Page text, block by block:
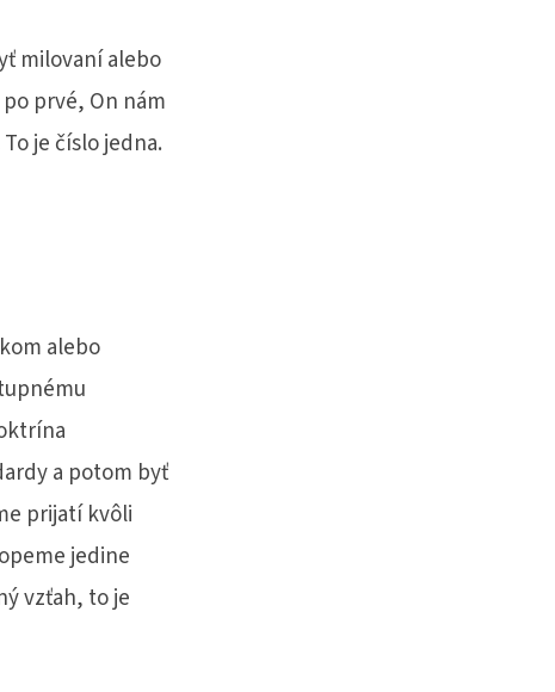
milovaní alebo
prvé, On nám
je číslo jedna.
alebo
a potom byť
prijatí kvôli
jedine
vzťah, to je